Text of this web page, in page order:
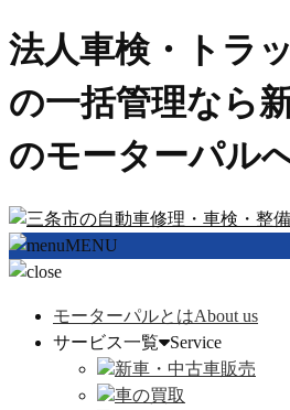
法人車検・トラ
の一括管理なら
のモーターパル
MENU
モーターパルとはAbout us
サービス一覧
Service
新車・中古車販売
車の買取